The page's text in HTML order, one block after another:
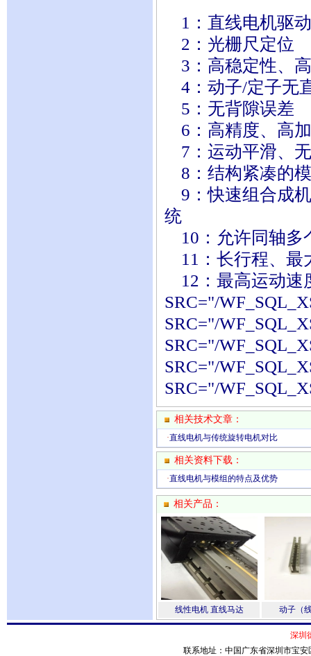
1：直线电机驱动
2：光栅尺定位
3：高稳定性、
4：动子/定子无
5：无背隙误差
6：高精度、高
7：运动平滑、
8：结构紧凑的
9：快速组合成
统
10：允许同轴多
11：长行程、最
12：最高运动速
SRC="/
SRC="/
SRC="/
SRC="/
SRC="/
相关技术文章：
·直线电机与传统旋转电机对比
相关资料下载：
·直线电机与模组的特点及优势
相关产品：
线性电机 直线马达 动子（
深圳
联系地址：中国广东省深圳市宝